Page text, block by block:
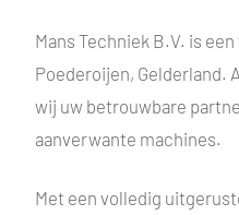
Mans Techniek B.V. is
Poederoijen, Gelderland.
wij uw betrouwbare
aanverwante machines.
Met een volledig